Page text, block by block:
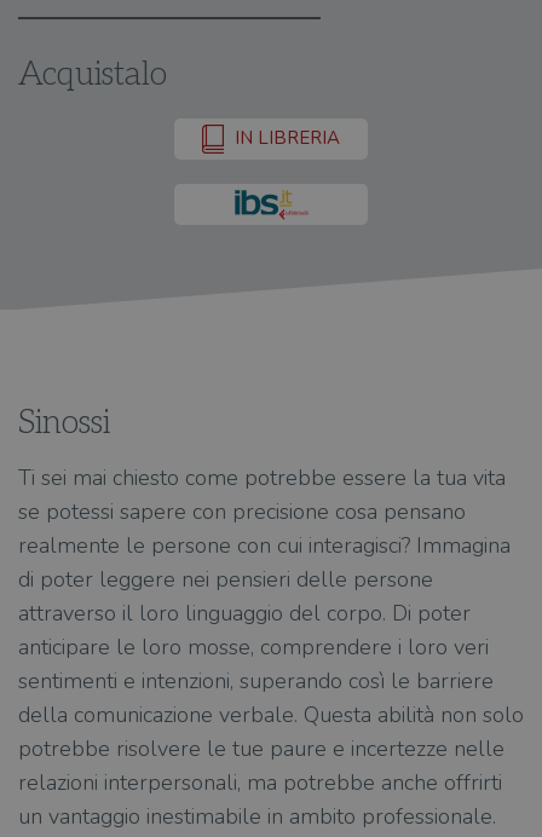
Acquistalo
IN LIBRERIA
Sinossi
Ti sei mai chiesto come potrebbe essere la tua vita
se potessi sapere con precisione cosa pensano
realmente le persone con cui interagisci? Immagina
di poter leggere nei pensieri delle persone
attraverso il loro linguaggio del corpo. Di poter
anticipare le loro mosse, comprendere i loro veri
sentimenti e intenzioni, superando così le barriere
della comunicazione verbale. Questa abilità non solo
potrebbe risolvere le tue paure e incertezze nelle
relazioni interpersonali, ma potrebbe anche offrirti
un vantaggio inestimabile in ambito professionale.